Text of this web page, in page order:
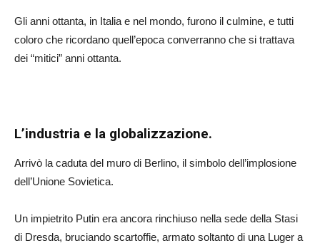
Gli anni ottanta, in Italia e nel mondo, furono il culmine, e tutti
coloro che ricordano quell’epoca converranno che si trattava
dei “mitici” anni ottanta.
L’industria e la globalizzazione.
Arrivò la caduta del muro di Berlino, il simbolo dell’implosione
dell’Unione Sovietica.
Un impietrito Putin era ancora rinchiuso nella sede della Stasi
di Dresda, bruciando scartoffie, armato soltanto di una Luger a